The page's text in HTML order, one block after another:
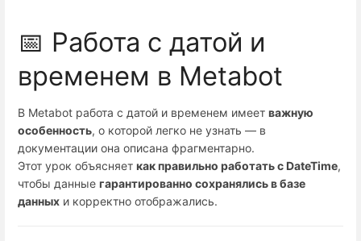
📅 Работа с датой и
временем в Metabot
В Metabot работа с датой и временем имеет важную
особенность, о которой легко не узнать — в
документации она описана фрагментарно.
Этот урок объясняет как правильно работать с DateTime,
чтобы данные гарантированно сохранялись в базе
данных и корректно отображались.